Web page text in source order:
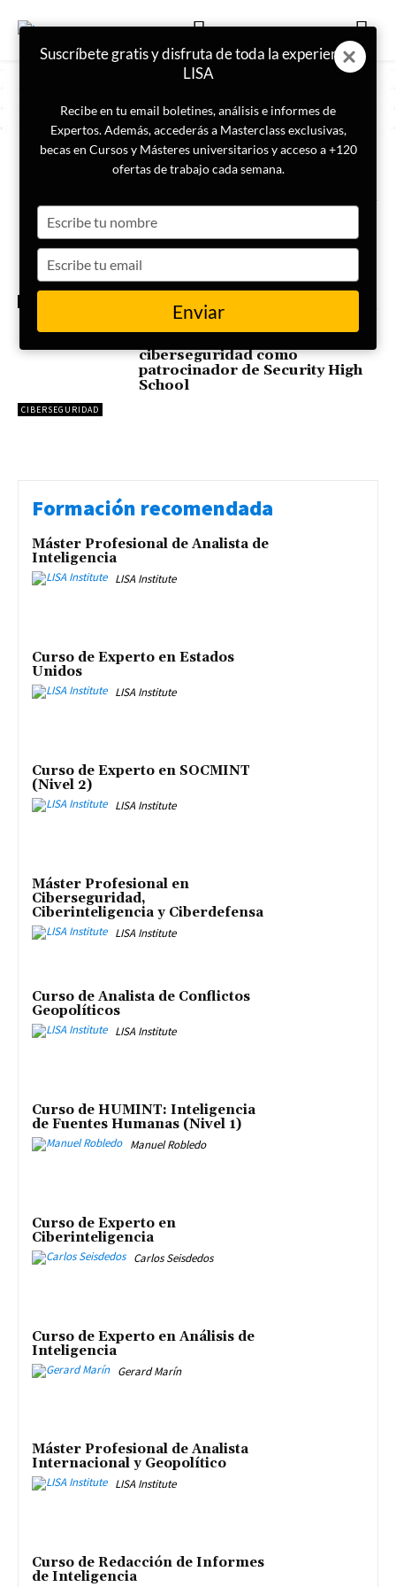
ETIQUETA
Security High School
«La información que se
comparte, se multiplica»:
Eduardo Sánchez sobre
Security High School
CIBERSEGURIDAD
LISA Institute refuerza su
ciberseguridad como
patrocinador de Security High
School
Formación recomendada
Máster Profesional de Analista de
Inteligencia
LISA Institute
Curso de Experto en Estados
Unidos
LISA Institute
Curso de Experto en SOCMINT
(Nivel 2)
LISA Institute
Máster Profesional en
Ciberseguridad,
Ciberinteligencia y Ciberdefensa
LISA Institute
Curso de Analista de Conflictos
Geopolíticos
LISA Institute
Curso de HUMINT: Inteligencia
de Fuentes Humanas (Nivel 1)
Manuel Robledo
Curso de Experto en
Ciberinteligencia
Carlos Seisdedos
Curso de Experto en Análisis de
Inteligencia
Gerard Marín
Máster Profesional de Analista
Internacional y Geopolítico
LISA Institute
Curso de Redacción de Informes
de Inteligencia
Suscríbete gratis y disfruta de toda la experiencia
LISA
Recibe en tu email boletines, análisis e informes de
Expertos. Además, accederás a Masterclass exclusivas,
becas en Cursos y Másteres universitarios y acceso a +120
ofertas de trabajo cada semana.
your
name
your
email
Enviar